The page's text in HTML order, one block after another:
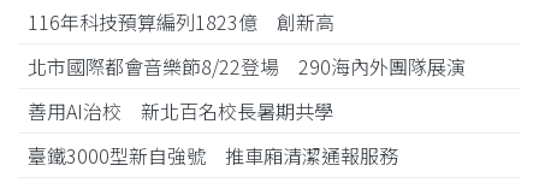
116年科技預算編列1823億 創新高
北市國際都會音樂節8/22登場 290海內外團隊展演
善用AI治校 新北百名校長暑期共學
臺鐵3000型新自強號 推車廂清潔通報服務